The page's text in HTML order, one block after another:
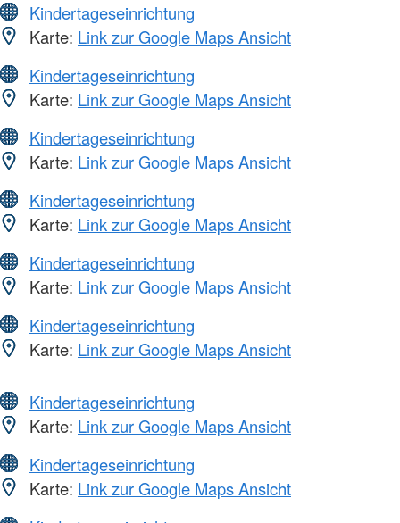
Kindertageseinrichtung
Karte: Link zur Google Maps Ansicht
Kindertageseinrichtung
Karte: Link zur Google Maps Ansicht
Kindertageseinrichtung
Karte: Link zur Google Maps Ansicht
Kindertageseinrichtung
Karte: Link zur Google Maps Ansicht
Kindertageseinrichtung
Karte: Link zur Google Maps Ansicht
Kindertageseinrichtung
Karte: Link zur Google Maps Ansicht
Kindertageseinrichtung
Karte: Link zur Google Maps Ansicht
Kindertageseinrichtung
Karte: Link zur Google Maps Ansicht